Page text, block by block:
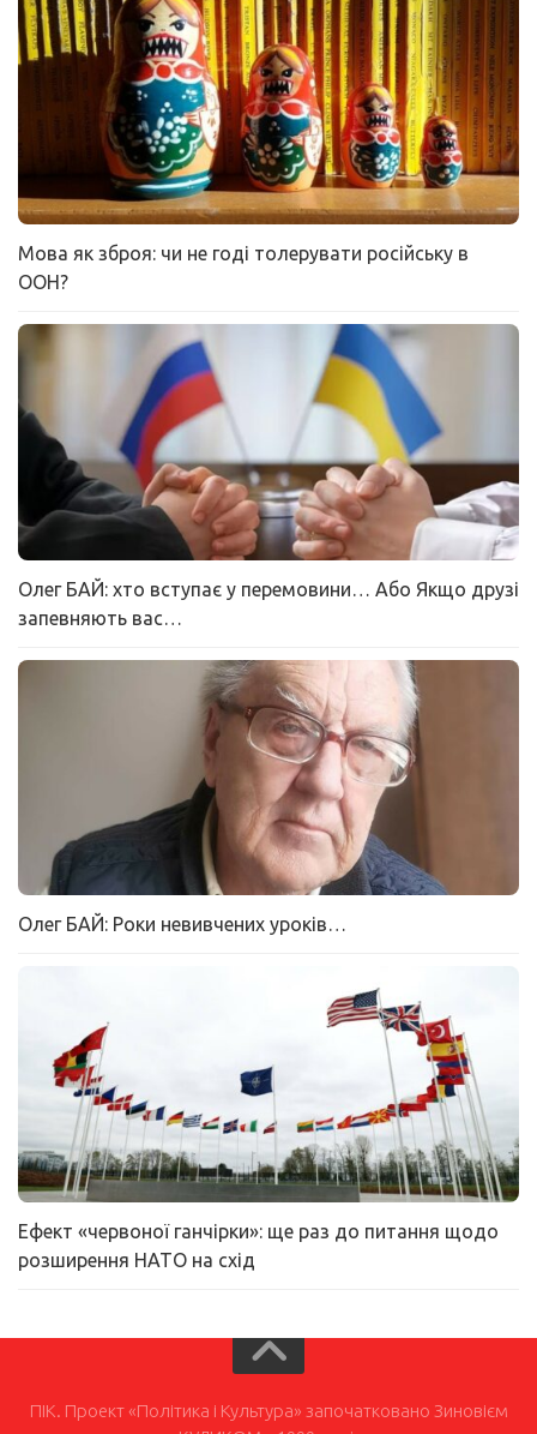
Мова як зброя: чи не годі толерувати російську в
ООН?
Олег БАЙ: хто вступає у перемовини… Або Якщо друзі
запевняють вас…
Олег БАЙ: Роки невивчених уроків…
Ефект «червоної ганчірки»: ще раз до питання щодо
розширення НАТО на схід
ПІК. Проект «Політика і Культура» започатковано Зиновієм